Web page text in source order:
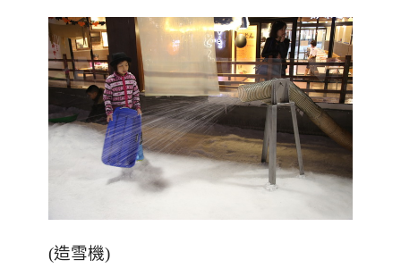
(造雪機)